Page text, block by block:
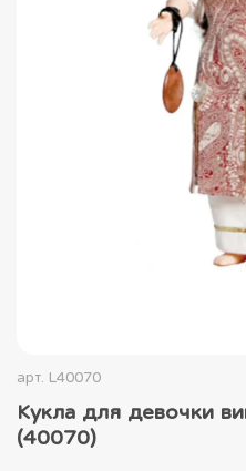
арт. L40070
Кукла для девочки
(40070)